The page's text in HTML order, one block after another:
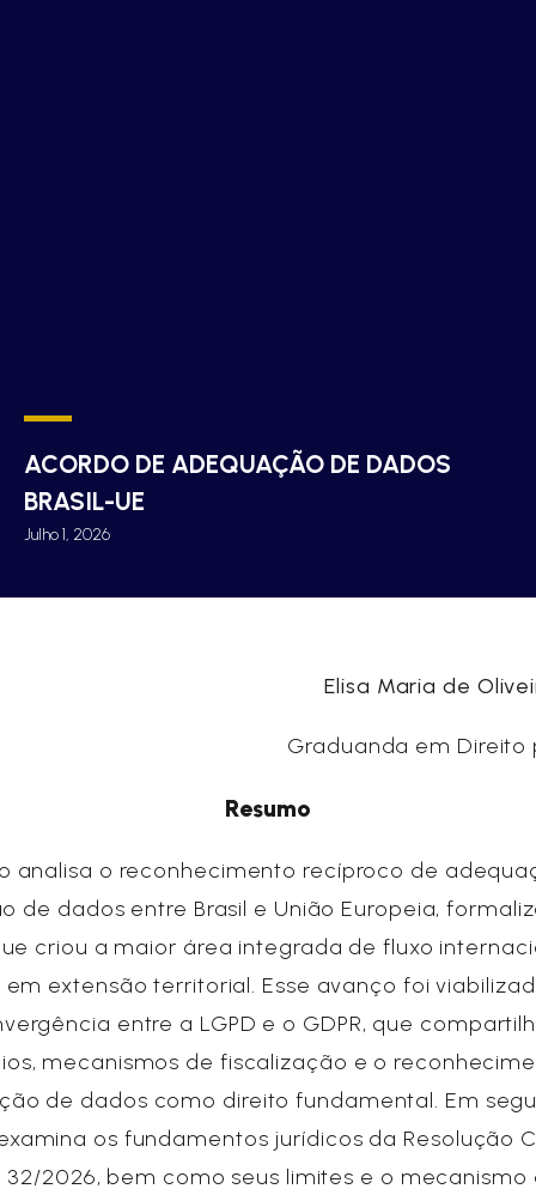
ACORDO DE ADEQUAÇÃO DE DADOS
BRASIL-UE
Julho 1, 2026
Elisa Maria de
Graduanda em Direito
Resumo
analisa o reconhecimento recíproco de
de dados entre Brasil e União Europeia,
criou a maior área integrada de fluxo
em extensão territorial. Esse avanço foi
entre a LGPD e o GDPR, que
mecanismos de fiscalização e o
de dados como direito fundamental. Em
os fundamentos jurídicos da Resolução
32/2026, bem como seus limites e o mecanismo